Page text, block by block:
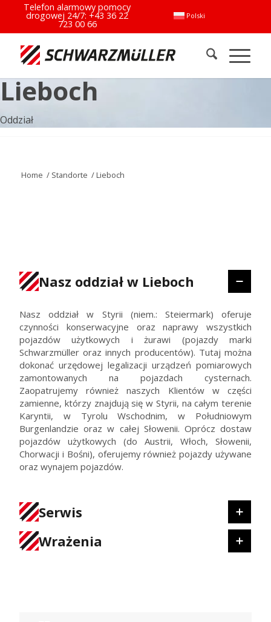
Polski
Telefon alarmowy pomocy
drogowej 24/7:+43 36 22
723 00 66
Lieboch
Oddział
Home / Standorte / Lieboch
Nasz oddział w Lieboch
Nasz oddział w Styrii (niem.: Steiermark) oferuje
czynności konserwacyjne oraz naprawy wszystkich
pojazdów użytkowych i żurawi (pojazdy marki
Schwarzmüller oraz innych producentów). Tutaj można
dokonać urzędowej legalizacji urządzeń pomiarowych
zamontowanych na pojazdach cysternach.
Zaopatrujemy również naszych Klientów w części
zamienne, którzy znajdują się w Styrii, na całym terenie
Karyntii, w Tyrolu Wschodnim, w Południowym
Burgenlandzie oraz w całej Słowenii. Oprócz dostaw
pojazdów użytkowych (do Austrii, Włoch, Słowenii,
Chorwacji i Bośni), oferujemy również pojazdy używane
oraz wynajem pojazdów.
Serwis
Wrażenia